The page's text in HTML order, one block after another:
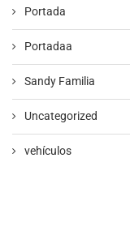
Portada
Portadaa
Sandy Familia
Uncategorized
vehículos